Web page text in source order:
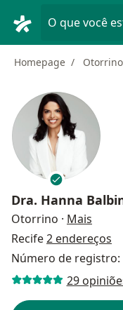
O que você
Homepage Otorrino
Dra. Hanna
Otorrino · Mais
Recife2 endereços
Número de registro:
29